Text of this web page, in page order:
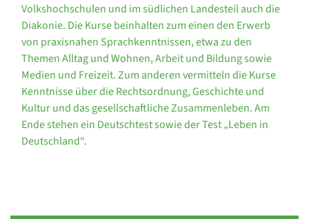
Volkshochschulen und im südlichen Landesteil auch die
Diakonie. Die Kurse beinhalten zum einen den Erwerb
von praxisnahen Sprachkenntnissen, etwa zu den
Themen Alltag und Wohnen, Arbeit und Bildung sowie
Medien und Freizeit. Zum anderen vermitteln die Kurse
Kenntnisse über die Rechtsordnung, Geschichte und
Kultur und das gesellschaftliche Zusammenleben. Am
Ende stehen ein Deutschtest sowie der Test „Leben in
Deutschland“.